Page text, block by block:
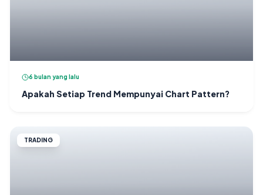
6 bulan yang lalu
Apakah Setiap Trend Mempunyai Chart Pattern?
TRADING